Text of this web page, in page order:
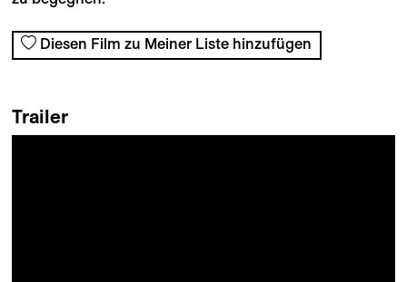
Diesen Film zu Meiner Liste hinzufügen
Trailer